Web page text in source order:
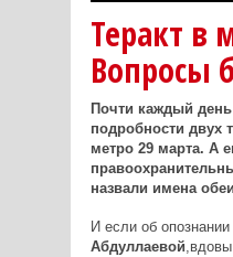
Теракт в
Вопросы
Почти каждый
подробности двух
метро 29 марта. А
назвали имена
И если об опознании
Абдуллаевой,вдовы